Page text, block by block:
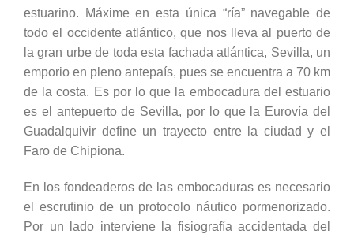
estuarino. Máxime en esta única “ría” navegable de
todo el occidente atlántico, que nos lleva al puerto de
la gran urbe de toda esta fachada atlántica, Sevilla, un
emporio en pleno antepaís, pues se encuentra a 70 km
de la costa. Es por lo que la embocadura del estuario
es el antepuerto de Sevilla, por lo que la Eurovía del
Guadalquivir define un trayecto entre la ciudad y el
Faro de Chipiona.
En los fondeaderos de las embocaduras es necesario
el escrutinio de un protocolo náutico pormenorizado.
Por un lado interviene la fisiografía accidentada del